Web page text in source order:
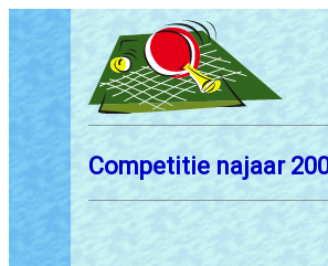
Competitie najaar